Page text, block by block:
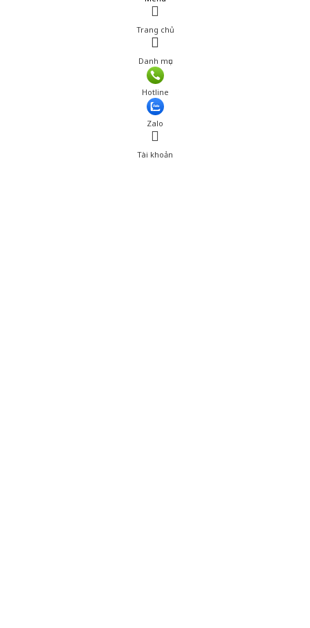
Trang chủ
Danh mục
Hotline
Zalo
Tài khoản